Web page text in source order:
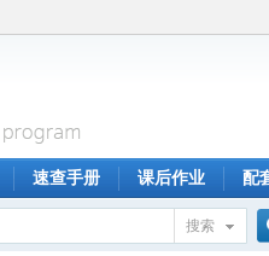
速查手册 课后作业 配
搜索